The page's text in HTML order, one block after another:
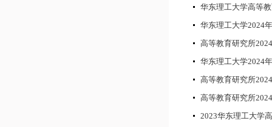
华东理工大学高等
华东理工大学2024
高等教育研究所
华东理工大学2024
高等教育研究所
高等教育研究所
2023华东理工大学